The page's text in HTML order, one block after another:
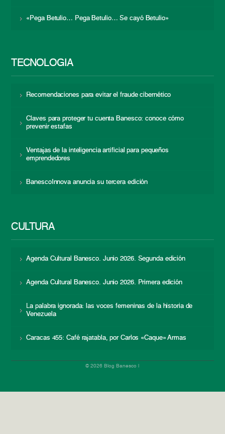
«Pega Betulio… Pega Betulio… Se cayó Betulio»
TECNOLOGÍA
Recomendaciones para evitar el fraude cibernético
Claves para proteger tu cuenta Banesco: conoce cómo
prevenir estafas
Ventajas de la inteligencia artificial para pequeños
emprendedores
BanescoInnova anuncia su tercera edición
CULTURA
Agenda Cultural Banesco. Junio 2026. Segunda edición
Agenda Cultural Banesco. Junio 2026. Primera edición
La palabra ignorada: las voces femeninas de la historia de
Venezuela
Caracas 455: Café rajatabla, por Carlos «Caque» Armas
© 2026 Blog Banesco |